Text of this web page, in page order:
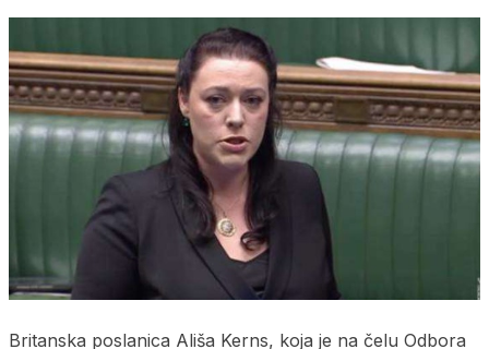
Britanska poslanica Ališa Kerns, koja je na čelu Odbora